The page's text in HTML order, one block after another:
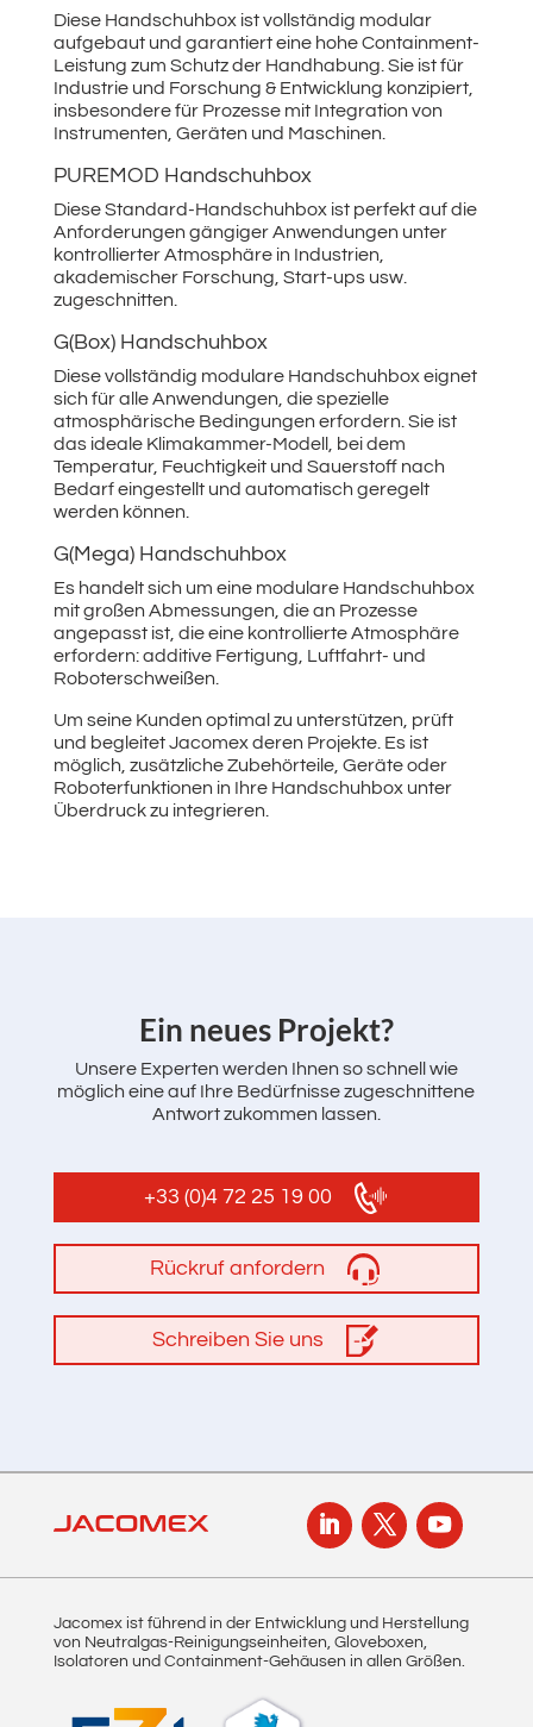
Diese Handschuhbox ist vollständig modular
aufgebaut und garantiert eine hohe Containment-
Leistung zum Schutz der Handhabung. Sie ist für
Industrie und Forschung & Entwicklung konzipiert,
insbesondere für Prozesse mit Integration von
Instrumenten, Geräten und Maschinen.
PUREMOD Handschuhbox
Diese Standard-Handschuhbox ist perfekt auf die
Anforderungen gängiger Anwendungen unter
kontrollierter Atmosphäre in Industrien,
akademischer Forschung, Start-ups usw.
zugeschnitten.
G(Box) Handschuhbox
Diese vollständig modulare Handschuhbox eignet
sich für alle Anwendungen, die spezielle
atmosphärische Bedingungen erfordern. Sie ist
das ideale Klimakammer-Modell, bei dem
Temperatur, Feuchtigkeit und Sauerstoff nach
Bedarf eingestellt und automatisch geregelt
werden können.
G(Mega) Handschuhbox
Es handelt sich um eine modulare Handschuhbox
mit großen Abmessungen, die an Prozesse
angepasst ist, die eine kontrollierte Atmosphäre
erfordern: additive Fertigung, Luftfahrt- und
Roboterschweißen.
Um seine Kunden optimal zu unterstützen, prüft
und begleitet Jacomex deren Projekte. Es ist
möglich, zusätzliche Zubehörteile, Geräte oder
Roboterfunktionen in Ihre Handschuhbox unter
Überdruck zu integrieren.
Ein neues Projekt?
Unsere Experten werden Ihnen so schnell wie
möglich eine auf Ihre Bedürfnisse zugeschnittene
Antwort zukommen lassen.
+33 (0)4 72 25 19 00
Rückruf anfordern
Schreiben Sie uns
Jacomex ist führend in der Entwicklung und Herstellung
von Neutralgas-Reinigungseinheiten, Gloveboxen,
Isolatoren und Containment-Gehäusen in allen Größen.